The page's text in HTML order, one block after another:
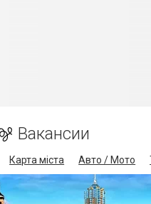
Вакансии
Карта міста Авто / Мото